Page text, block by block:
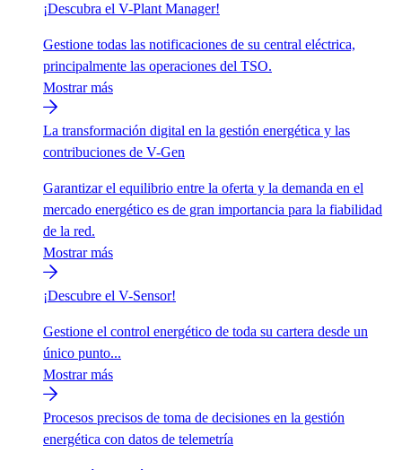
¡Descubra el V-Plant Manager!
Gestione todas las notificaciones de su central eléctrica,
principalmente las operaciones del TSO.
Mostrar más
La transformación digital en la gestión energética y las
contribuciones de V-Gen
Garantizar el equilibrio entre la oferta y la demanda en el
mercado energético es de gran importancia para la fiabilidad
de la red.
Mostrar más
¡Descubre el V-Sensor!
Gestione el control energético de toda su cartera desde un
único punto...
Mostrar más
Procesos precisos de toma de decisiones en la gestión
energética con datos de telemetría